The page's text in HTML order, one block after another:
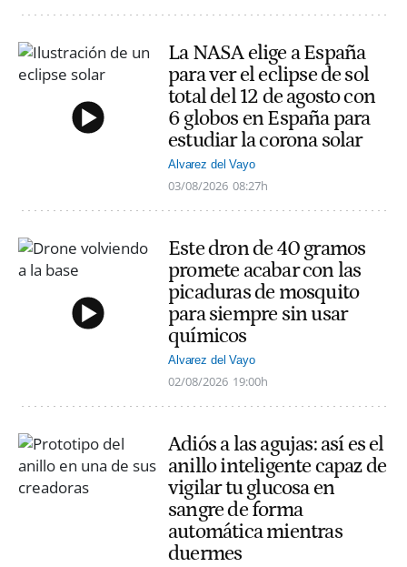
La NASA elige a España
para ver el eclipse de sol
total del 12 de agosto con
6 globos en España para
estudiar la corona solar
Alvarez del Vayo
03/08/2026 08:27h
Este dron de 40 gramos
promete acabar con las
picaduras de mosquito
para siempre sin usar
químicos
Alvarez del Vayo
02/08/2026 19:00h
Adiós a las agujas: así es el
anillo inteligente capaz de
vigilar tu glucosa en
sangre de forma
automática mientras
duermes